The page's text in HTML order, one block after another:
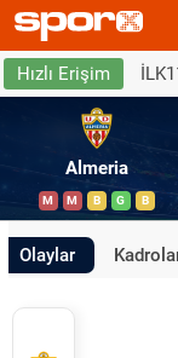
Hızlı Erişim
Almeria
M M B G B
Olaylar